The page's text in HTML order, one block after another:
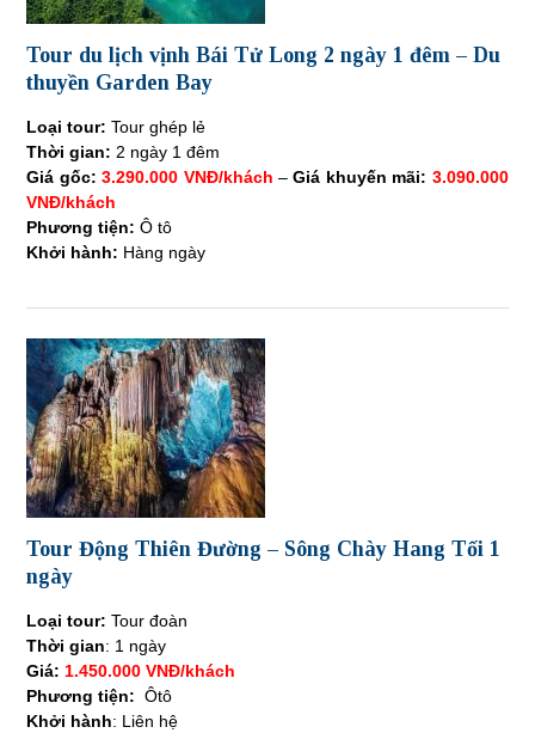
Tour du lịch vịnh Bái Tử Long 2 ngày 1 đêm – Du
thuyền Garden Bay
Loại tour: Tour ghép lẻ
Thời gian: 2 ngày 1 đêm
Giá gốc: 3.290.000 VNĐ/khách –Giá khuyến mãi: 3.090.000
VNĐ/khách
Phương tiện: Ô tô
Khởi hành: Hàng ngày
Tour Động Thiên Đường – Sông Chày Hang Tối 1
ngày
Loại tour: Tour đoàn
Thời gian: 1 ngày
Giá: 1.450.000 VNĐ/khách
Phương tiện: Ôtô
Khởi hành: Liên hệ